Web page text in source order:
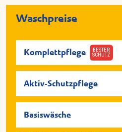
Waschpreise
Komplettpflege BESTER
SCHUTZ
Aktiv-Schutzpflege
Basiswäsche